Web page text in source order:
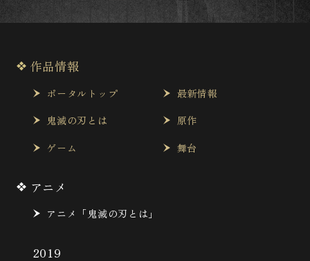
作品情報
ポータルトップ
最新情報
鬼滅の刃とは
原作
ゲーム
舞台
アニメ
アニメ「鬼滅の刃とは」
2019